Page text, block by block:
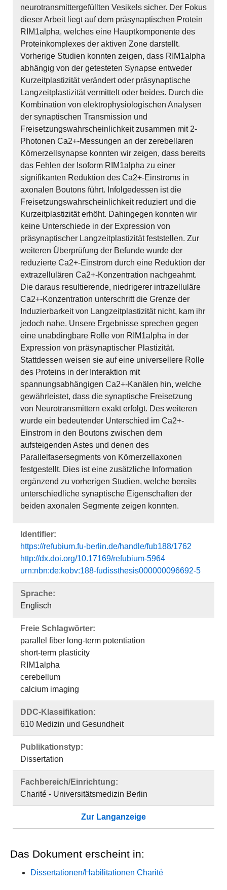
neurotransmittergefüllten Vesikels sicher. Der Fokus
dieser Arbeit liegt auf dem präsynaptischen Protein
RIM1alpha, welches eine Hauptkomponente des
Proteinkomplexes der aktiven Zone darstellt.
Vorherige Studien konnten zeigen, dass RIM1alpha
abhängig von der getesteten Synapse entweder
Kurzeitplastizität verändert oder präsynaptische
Langzeitplastizität vermittelt oder beides. Durch die
Kombination von elektrophysiologischen Analysen
der synaptischen Transmission und
Freisetzungswahrscheinlichkeit zusammen mit 2-
Photonen Ca2+-Messungen an der zerebellaren
Körnerzellsynapse konnten wir zeigen, dass bereits
das Fehlen der Isoform RIM1alpha zu einer
signifikanten Reduktion des Ca2+-Einstroms in
axonalen Boutons führt. Infolgedessen ist die
Freisetzungswahrscheinlichkeit reduziert und die
Kurzeitplastizität erhöht. Dahingegen konnten wir
keine Unterschiede in der Expression von
präsynaptischer Langzeitplastizität feststellen. Zur
weiteren Überprüfung der Befunde wurde der
reduzierte Ca2+-Einstrom durch eine Reduktion der
extrazellulären Ca2+-Konzentration nachgeahmt.
Die daraus resultierende, niedrigerer intrazelluläre
Ca2+-Konzentration unterschritt die Grenze der
Induzierbarkeit von Langzeitplastizität nicht, kam ihr
jedoch nahe. Unsere Ergebnisse sprechen gegen
eine unabdingbare Rolle von RIM1alpha in der
Expression von präsynaptischer Plastizität.
Stattdessen weisen sie auf eine universellere Rolle
des Proteins in der Interaktion mit
spannungsabhängigen Ca2+-Kanälen hin, welche
gewährleistet, dass die synaptische Freisetzung
von Neurotransmittern exakt erfolgt. Des weiteren
wurde ein bedeutender Unterschied im Ca2+-
Einstrom in den Boutons zwischen dem
aufsteigenden Astes und denen des
Parallelfasersegments von Körnerzellaxonen
festgestellt. Dies ist eine zusätzliche Information
ergänzend zu vorherigen Studien, welche bereits
unterschiedliche synaptische Eigenschaften der
beiden axonalen Segmente zeigen konnten.
Identifier:
https://refubium.fu-berlin.de/handle/fub188/1762
http://dx.doi.org/10.17169/refubium-5964
urn:nbn:de:kobv:188-fudissthesis000000096692-5
Sprache:
Englisch
Freie Schlagwörter:
parallel fiber long-term potentiation
short-term plasticity
RIM1alpha
cerebellum
calcium imaging
DDC-Klassifikation:
610 Medizin und Gesundheit
Publikationstyp:
Dissertation
Fachbereich/Einrichtung:
Charité - Universitätsmedizin Berlin
Zur Langanzeige
Das Dokument erscheint in:
Dissertationen/Habilitationen Charité